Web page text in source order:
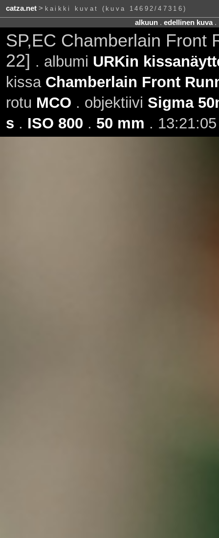
catza.net> kaikki kuvat (kuva 14692/47316)
alkuun. edellinen kuva.
SP,EC Chamberlain Front
22] . albumi URKin
kissa Chamberlain Front
rotu MCO . objektiivi Sigma
s . ISO 800 . 50 mm .